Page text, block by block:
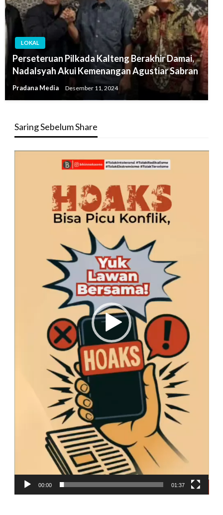
LOKAL
Perseteruan Pilkada Kalteng Berakhir Damai,
Nadalsyah Akui Kemenangan Agustiar Sabran
Pradana Media Desember 11, 2024
Saring Sebelum Share
00:00 01:37